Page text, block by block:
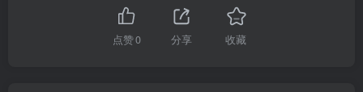
点赞0 分享 收藏